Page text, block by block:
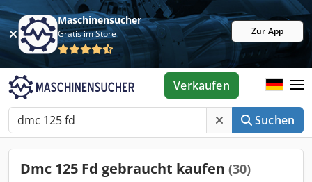
Maschinensucher
Gratis im Store Zur App
Suchen
Verkaufen
Dmc 125 Fd gebraucht kaufen (30)